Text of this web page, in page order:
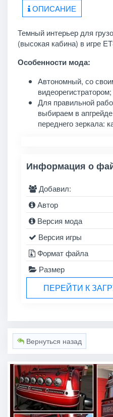
ОПИСАНИЕ
Темный интерьер для
(высокая кабина) в игре
Особенности мода:
Автономный, со
видеорегистратором;
Для правильной
выбираем в
переднего зеркала:
Информация о
Добавил:
Автор
Версия мода
Версия игры
Формат файла
Размер
ПЕРЕЙТИ К
Вернуться назад